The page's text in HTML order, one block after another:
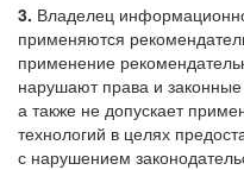
3. Владелец
применяются
применение
нарушают права и
а также не допускает
технологий в целях
с нарушением